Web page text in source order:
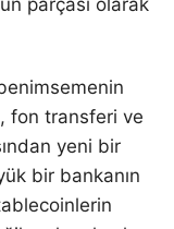
parçası olarak
fon transferi ve
yeni bir
bir bankanın